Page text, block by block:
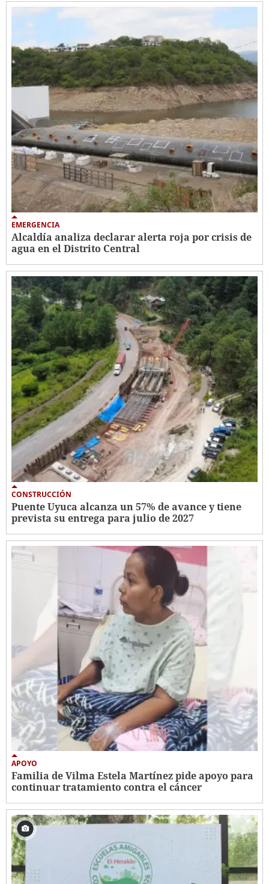
EMERGENCIA
Alcaldía analiza declarar alerta roja por crisis de
agua en el Distrito Central
CONSTRUCCIÓN
Puente Uyuca alcanza un 57% de avance y tiene
prevista su entrega para julio de 2027
APOYO
Familia de Vilma Estela Martínez pide apoyo para
continuar tratamiento contra el cáncer